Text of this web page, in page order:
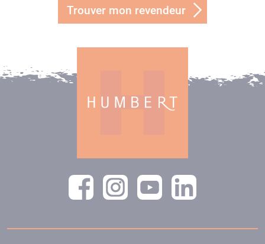
Trouver mon revendeur